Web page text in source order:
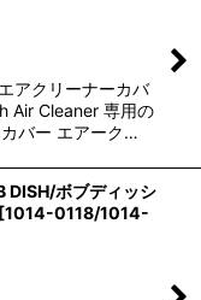
アクリーナーカバ
Air Cleaner 専用の
バー エアーク…
DISH/ボブディッシ
[1014-0118/1014-